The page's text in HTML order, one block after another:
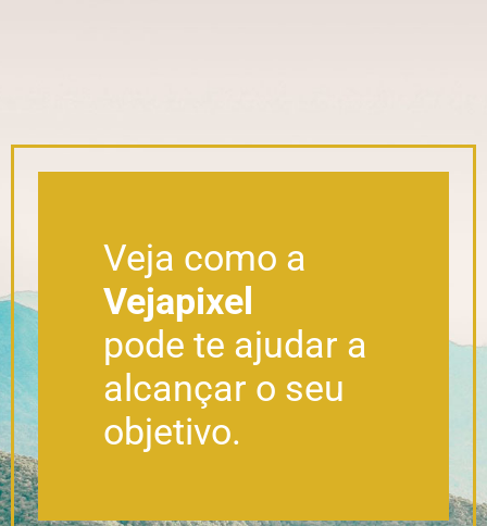
Veja como a
Vejapixel
pode te ajudar a
alcançar o seu
objetivo.